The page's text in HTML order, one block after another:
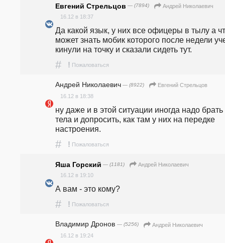
Евгений Стрельцов — (7894)
Андрей Николаевич
16.12 в 18:37
Да какой язык, у них все офицеры в тылу а
может знать мобик которого после недели
кинули на точку и сказали сидеть тут.
# ! Пожаловаться
Андрей Николаевич — (8922)
Евгений Стрельцов
16.12 в 18:38
ну даже и в этой ситуации иногда надо брать
тела и допросить, как там у них на передке
настроения.
# ! Пожаловаться
Яша Горский — (1181)
Андрей Николаевич
16.12 в 19:10
А вам - это кому?
# ! Пожаловаться
Владимир Дронов — (5256)
Андрей Николаевич
16.12 в 19:24